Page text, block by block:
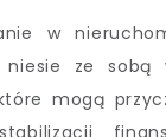
w
niesie ze sobą
mogą